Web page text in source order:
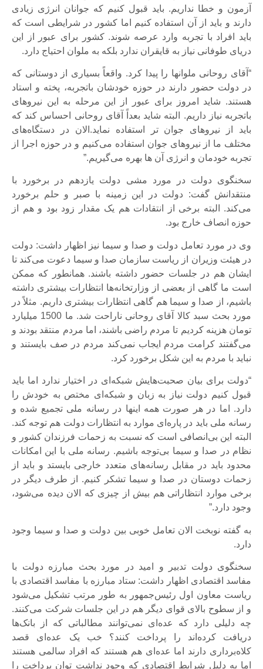
آزمون و خطا نداریم. باید قبول کنیم که جوانان انرژی زیادی
دارند و باید از آن استفاده کنیم اما کشور در شرایطی است که
باید افراد با تجربه وارد عرصه شوند. کشور برای عبور از این
دریای طوفانی نیاز به قایقران ندارد بلکه به ملوان احتیاج دارد.
“آقای روحانی ملوانها را پیدا کرد. واقعاً بسیاری از دوستانی که
در دولت حضور دارند در حوزه خودشان باتجربه، پخته و استاد
هستند. شاید امروز برای عبور از این مرحله به این نیروهای
باتجربه نیاز داریم. البته شاید بعداً آقای روحانی احساس کند که
باید از نیروهای جوان تر استفاده نماید.الان در دستگاه‌های
مختلف ما از نیروهای جوان استفاده می‌کنیم و در حوزه اجرا از
تجربه خودمان و انرژی آن ها بهره می‌گیریم.”
سخنگوی دولت در مورد مشی دولت یازدهم در برخورد با
منتقدانش گفت: دولت در این زمینه با صبر و حلم برخورد
می‌کند. البته برخی از انتقادات هم یک مقدار زود بود و هم از
حوزه انصاف خارج بود.
وی در مورد تعامل دولت و صدا و سیما نیز اظهار داشت: دولت
در هیئت وزیران از ریاست سازمان صدا و سیما دعوت می‌کند تا
ایشان هم در جلسات حضور داشته باشند. همانطور که ممکن
است ما گاهی از بعضی از وزارتخانه‌ها انتظارات بیشتری داشته
باشیم، از صدا و سیما هم گاهی انتظارات بیشتری داریم. مثلاً در
مورد بحث سبد کالا آقای روحانی ناراحت شد. ما 1500 میلیارد
تومان هزینه کردیم تا مردم راضی باشند، اما مردم منتقد بودند و
می‌گفتند کرامت مردم ایجاب نمی‌کند مردم در صف بایستند و
نباید با مردم به این شکل برخورد کرد.
“دولت برای بیان صحبت‌هایش شبکه‌ای در اختیار ندارد اما باید
قبول کنیم دولت نیاز به زبان و شبکه‌ای مختص به خودش را
دارد. اما در هر صورت همه اینها در رسانه ملی تجمیع شده و
رسانه ملی باید در پاره‌ای موارد به انتظارات دولت هم توجه کند.
البته این بی‌انصافی است که نسبت به زحمات فرزندان کشور و
نظام در صدا و سیما بی‌توجه باشیم. رسانه ملی با این امکانات
محدود باید در مقابل رسانه‌های متعدد خارجی بایستد و باید از
زحمات دوستان در صدا و سیما تشکر کنیم. از طرف دیگر در
برخی موارد انتظاراتی هم بیش از چیزی که الان دیده می‌شود،
وجود دارد.”
به گفته نوبخت الان تعامل خوبی بین دولت و صدا و سیما وجود
دارد.
سخنگوی دولت تدبیر و امید در مورد بحث مبارزه دولت با
مفاسد اقتصادی اظهار داشت: ستاد مبارزه با مفاسد اقتصادی با
ریاست معاون اول رئیس‌جمهور به طور مرتب تشکیل می‌شود
و از سطوح بالای قوای دیگر هم در این جلسات شرکت می‌کنند.
چه دلیلی دارد که عده‌ای نمی‌توانند مطالباتی که از بانک‌ها
دریافت کرده‌اند را پرداخت کنند؟ خب یک عده‌ای قصد
کلاه‌برداری دارند اما عده‌ای هم هستند که افراد سالمی هستند
اما به دلیل شرایط اقتصادی که وجود نداشت توان پرداخت را